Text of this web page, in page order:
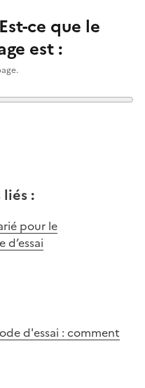
Est-ce que le
est :
cette page
liés :
pour le
d'essai : comment